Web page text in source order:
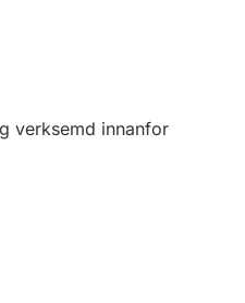
verksemd innanfor